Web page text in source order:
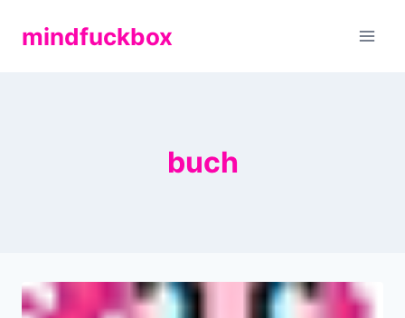
Inhaltmindfuckbox
buch